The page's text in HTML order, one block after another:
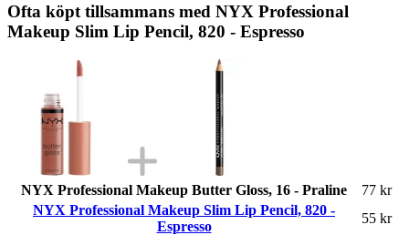
Ofta köpt tillsammans med NYX Professional
Makeup Slim Lip Pencil, 820 - Espresso
NYX Professional Makeup Butter Gloss, 16 - Praline
77 kr
NYX Professional Makeup Slim Lip Pencil, 820 -
Espresso
55 kr